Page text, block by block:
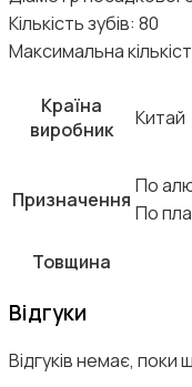
Кількість зубів: 80
Максимальна
Країна
виробник
Китай
Призначення
По
По
Товщина
Відгуки
Відгуків немає, поки